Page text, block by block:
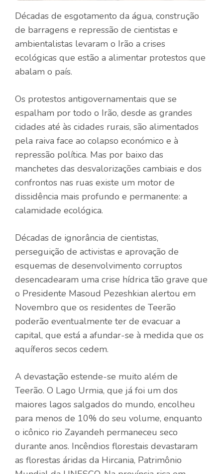
Décadas de esgotamento da água, construção
de barragens e repressão de cientistas e
ambientalistas levaram o Irão a crises
ecológicas que estão a alimentar protestos que
abalam o país.
Os protestos antigovernamentais que se
espalham por todo o Irão, desde as grandes
cidades até às cidades rurais, são alimentados
pela raiva face ao colapso económico e à
repressão política. Mas por baixo das
manchetes das desvalorizações cambiais e dos
confrontos nas ruas existe um motor de
dissidência mais profundo e permanente: a
calamidade ecológica.
Décadas de ignorância de cientistas,
perseguição de activistas e aprovação de
esquemas de desenvolvimento corruptos
desencadearam uma crise hídrica tão grave que
o Presidente Masoud Pezeshkian alertou em
Novembro que os residentes de Teerão
poderão eventualmente ter de evacuar a
capital, que está a afundar-se à medida que os
aquíferos secos cedem.
A devastação estende-se muito além de
Teerão. O Lago Urmia, que já foi um dos
maiores lagos salgados do mundo, encolheu
para menos de 10% do seu volume, enquanto
o icônico rio Zayandeh permaneceu seco
durante anos. Incêndios florestais devastaram
as florestas áridas da Hircania, Patrimônio